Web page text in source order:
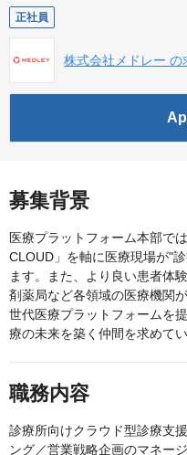
正社員
株式会社メドレー の
募集背景
医療プラットフォーム本部で
CLOUD」を軸に医療現場が"
ます。また、より良い患者体
剤薬局など各領域の医療機関
世代医療プラットフォームを
療の未来を築く仲間を求めてい
職務内容
診療所向けクラウド型診療支
ング／営業戦略企画のマネー